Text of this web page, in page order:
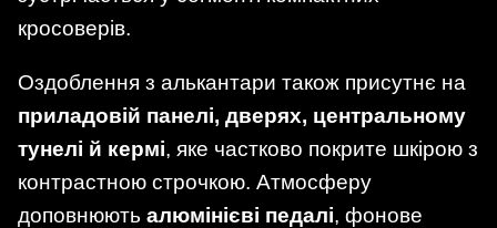
кросоверів.
Оздоблення з алькантари також присутнє на
приладовій панелі, дверях, центральному
тунелі й кермі, яке частково покрите шкірою з
контрастною строчкою. Атмосферу
доповнюють алюмінієві педалі, фонове